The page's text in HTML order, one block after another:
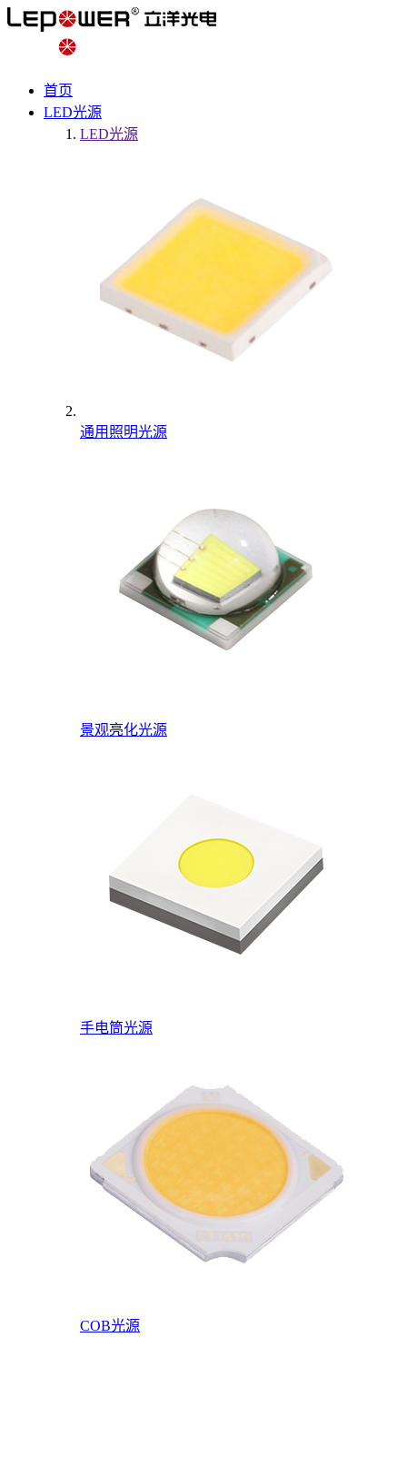
首页
LED光源
LED光源
通用照明光源
景观亮化光源
手电筒光源
COB光源